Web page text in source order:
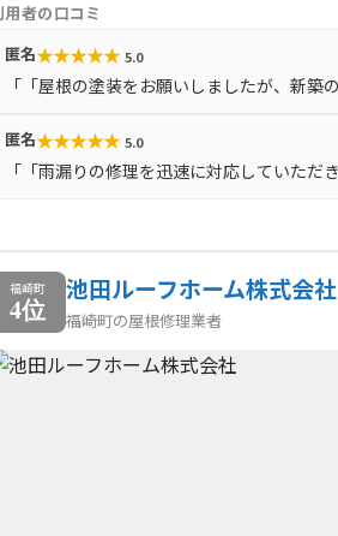
用者の口コミ
匿名★★★★★ 5.0
「「屋根の塗装をお願いしましたが、新築
匿名★★★★★ 5.0
「「雨漏りの修理を迅速に対応していただ
福崎町
4位
池田ルーフホーム株式会社
福崎町の屋根修理業者